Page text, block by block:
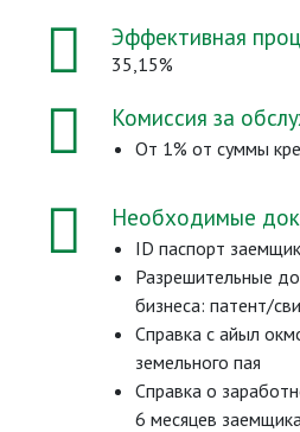
Эффективная
35,15%
Комиссия за
От 1% от суммы
Необходимые
ID паспорт
Разрешительные
бизнеса: патент/
Справка с айыл
земельного пая
Справка о
6 месяцев